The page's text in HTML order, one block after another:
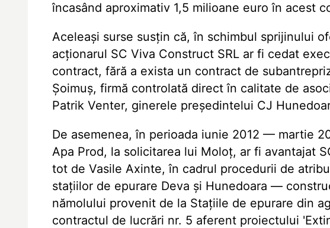
încasând aproximativ 1,5 milioane euro în acest
Aceleași surse susțin că, în schimbul sprijinului
acționarul SC Viva Construct SRL ar fi cedat
contract, fără a exista un contract de
Șoimuș, firmă controlată direct în calitate de
Patrik Venter, ginerele președintelui CJ
De asemenea, în perioada iunie 2012 — martie
Apa Prod, la solicitarea lui Moloț, ar fi avantajat
tot de Vasile Axinte, în cadrul procedurii de
stațiilor de epurare Deva și Hunedoara —
nămolului provenit de la Stațiile de epurare din
contractul de lucrări nr. 5 aferent proiectului